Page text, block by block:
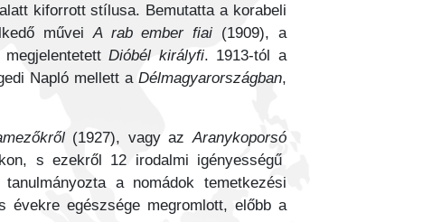
kiforrott stílusa. Bemutatta a korabeli
művei A rab ember fiai (1909), a
megjelentetettDióbél királyfi. 1913-tól a
Napló mellett a Délmagyarországban,
(1927), vagy azAranykoporsó
s ezekről 12 irodalmi igényességű
a nomádok temetkezési
évekre egészsége megromlott, előbb a